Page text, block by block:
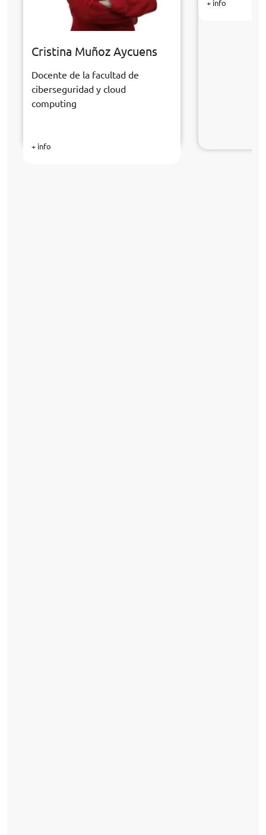
Cristina Muñoz Aycuens
Docente de la facultad de
ciberseguridad y cloud
computing
+ info
+ info